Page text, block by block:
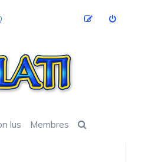
lus Membres